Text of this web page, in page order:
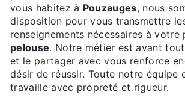
vous habitez à Pouzauges, nous
disposition pour vous transmettre
renseignements nécessaires à
pelouse. Notre métier est avant
et le partager avec vous renforce
désir de réussir. Toute notre équipe
travaille avec propreté et rigueur.